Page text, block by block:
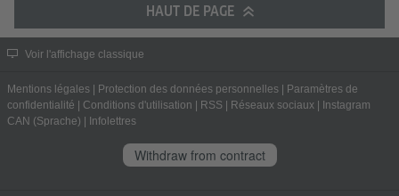
HAUT DE PAGE
Voir l'affichage classique
Mentions légales Protection des données personnelles
Paramètres de
confidentialité
Conditions d'utilisation RSS Réseaux sociaux
Instagram
CAN (Sprache)
Infolettres
Withdraw from contract